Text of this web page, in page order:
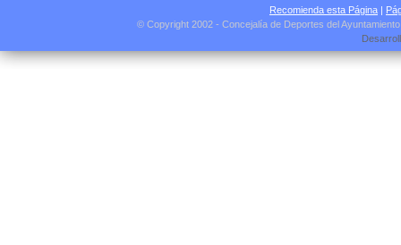
Recomienda esta Página |
© Copyright 2002 - Concejalía de Deportes del